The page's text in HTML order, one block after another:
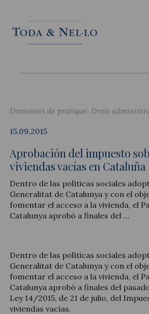
Actualité juridique
Nouvelles et articles
Domaines de pratique: Droit
15.09.2015
Aprobación del impuesto
viviendas vacías en Cataluña
Dentro de las políticas sociales
Generalitat de Catalunya y con el
fomentar el acceso a la vivienda, el
Catalunya aprobó a finales del …
Dentro de las políticas sociales
Generalitat de Catalunya y con el
fomentar el acceso a la vivienda, el
Catalunya aprobó a finales del
Ley 14/2015, de 21 de julio, del
viviendas vacías.